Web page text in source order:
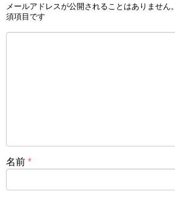
メールアドレスが公開されることはありません。
須項目です
名前 *